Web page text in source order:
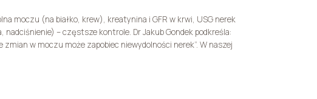
moczu (na białko, krew), kreatynina i GFR w krwi, USG nerek
– częstsze kontrole. Dr Jakub Gondek podkreśla:
w moczu może zapobiec niewydolności nerek”. W naszej